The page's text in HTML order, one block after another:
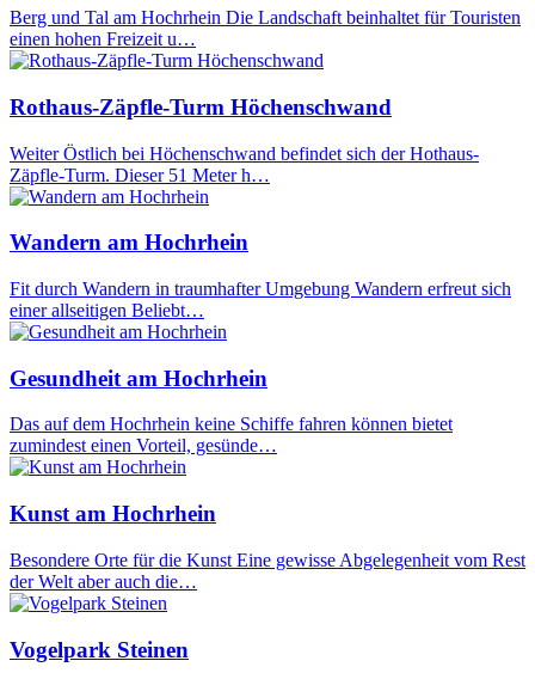
Berg und Tal am Hochrhein Die Landschaft beinhaltet für Touristen
einen hohen Freizeit u…
Rothaus-Zäpfle-Turm Höchenschwand
Weiter Östlich bei Höchenschwand befindet sich der Hothaus-
Zäpfle-Turm. Dieser 51 Meter h…
Wandern am Hochrhein
Fit durch Wandern in traumhafter Umgebung Wandern erfreut sich
einer allseitigen Beliebt…
Gesundheit am Hochrhein
Das auf dem Hochrhein keine Schiffe fahren können bietet
zumindest einen Vorteil, gesünde…
Kunst am Hochrhein
Besondere Orte für die Kunst Eine gewisse Abgelegenheit vom Rest
der Welt aber auch die…
Vogelpark Steinen